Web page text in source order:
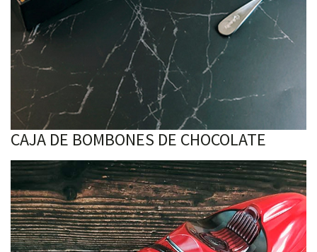
CAJA DE BOMBONES DE CHOCOLATE